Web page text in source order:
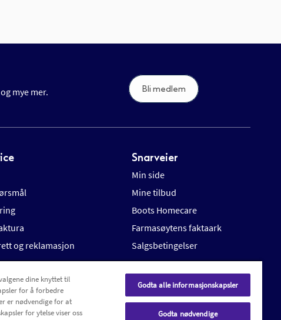
mye mer. Bli medlem
og reklamasjon
Snarveier
Min side
Mine tilbud
Boots Homecare
Farmasøytens faktaark
Salgsbetingelser
dine knyttet til
for å forbedre
er nødvendige for at
for ytelse viser oss
Godta alle informasjonskapsler
Godta nødvendige